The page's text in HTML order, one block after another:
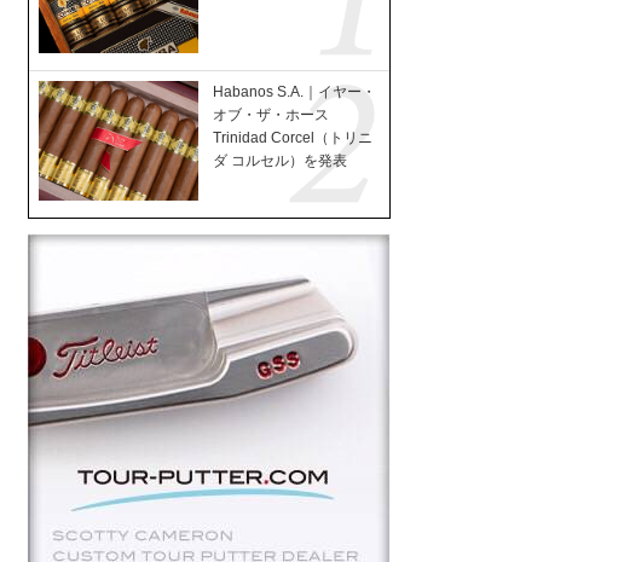
Habanos S.A.｜イヤー・
オブ・ザ・ホース
Trinidad Corcel（トリニ
ダ コルセル）を発表